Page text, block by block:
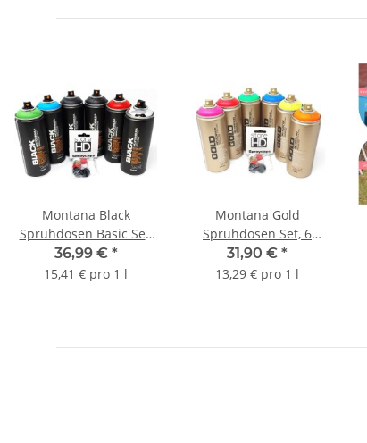
Montana Black
Sprühdosen Basic Set,
6 Basis-Farben + 10
Sprühköpfe
36,99 € *
15,41 € pro 1 l
Montana Gold
Sprühdosen Set, 6
Neon Farben + 10
Ersatzsprühköpfe - 6 x
31,90 € *
13,29 € pro 1 l